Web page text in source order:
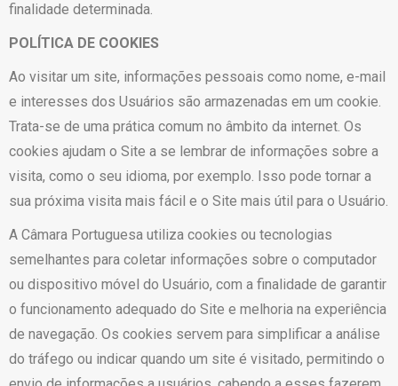
finalidade determinada.
POLÍTICA DE COOKIES
Ao visitar um site, informações pessoais como nome, e-mail
e interesses dos Usuários são armazenadas em um cookie.
Trata-se de uma prática comum no âmbito da internet. Os
cookies ajudam o Site a se lembrar de informações sobre a
visita, como o seu idioma, por exemplo. Isso pode tornar a
sua próxima visita mais fácil e o Site mais útil para o Usuário.
A Câmara Portuguesa utiliza cookies ou tecnologias
semelhantes para coletar informações sobre o computador
ou dispositivo móvel do Usuário, com a finalidade de garantir
o funcionamento adequado do Site e melhoria na experiência
de navegação. Os cookies servem para simplificar a análise
do tráfego ou indicar quando um site é visitado, permitindo o